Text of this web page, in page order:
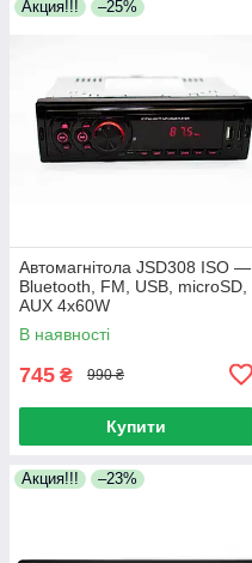
Акция!!! –25%
Автомагнітола JSD308 ISO —
Bluetooth, FM, USB, microSD,
AUX 4x60W
В наявності
745 ₴ 990 ₴
Купити
Акция!!! –23%